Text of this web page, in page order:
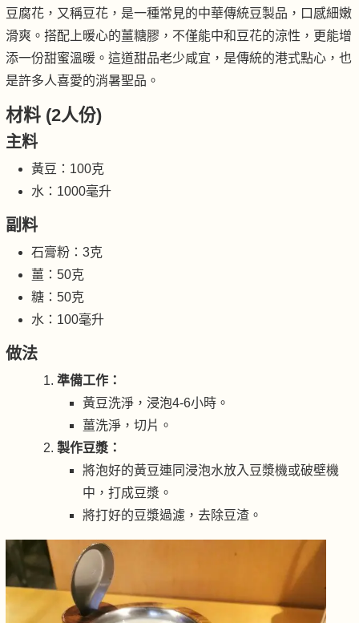
豆腐花，又稱豆花，是一種常見的中華傳統豆製品，口感細嫩
滑爽。搭配上暖心的薑糖膠，不僅能中和豆花的涼性，更能增
添一份甜蜜溫暖。這道甜品老少咸宜，是傳統的港式點心，也
是許多人喜愛的消暑聖品。
材料 (2人份)
主料
黃豆：100克
水：1000毫升
副料
石膏粉：3克
薑：50克
糖：50克
水：100毫升
做法
準備工作：
黃豆洗淨，浸泡4-6小時。
薑洗淨，切片。
製作豆漿：
將泡好的黃豆連同浸泡水放入豆漿機或破壁機
中，打成豆漿。
將打好的豆漿過濾，去除豆渣。